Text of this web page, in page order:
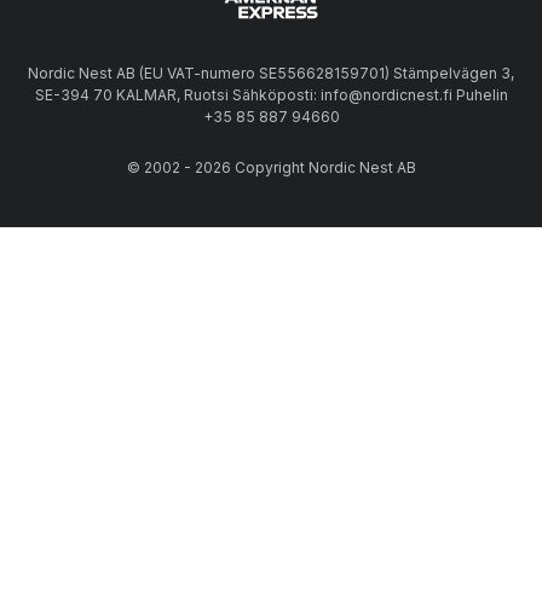
Nordic Nest AB (EU VAT-numero SE556628159701) Stämpelvägen 3,
SE-394 70 KALMAR, Ruotsi Sähköposti: info@nordicnest.fi Puhelin
+35 85 887 94660
© 2002 - 2026 Copyright Nordic Nest AB